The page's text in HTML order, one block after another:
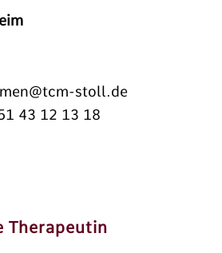
stoll.de
43 12 13 18
Therapeutin